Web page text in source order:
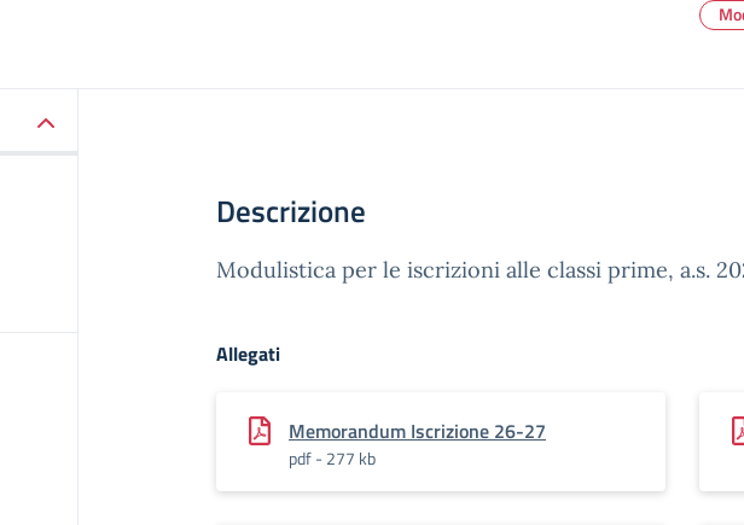
Descrizione
Modulistica per le iscrizioni alle classi prime, a.s.
Allegati
Memorandum Iscrizione 26-27
pdf - 277 kb